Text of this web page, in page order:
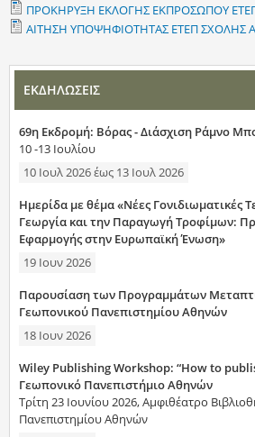
ΠΡΟΚΗΡΥΞΗ ΕΚΛΟΓΗΣ ΕΚΠΡΟΣΩΠΟΥ
ΑΙΤΗΣΗ ΥΠΟΨΗΦΙΟΤΗΤΑΣ ΕΤΕΠ ΣΧΟΛΗΣ
ΕΚΔΗΛΩΣΕΙΣ
69η Εκδρομή: Βόρας - Διάσχιση Ράμνο
10 -13 Ιουλίου
10 Ιουλ 2026έως 13 Ιουλ 2026
Ημερίδα με θέμα «Νέες Γονιδιωματικές
Γεωργία και την Παραγωγή Τροφίμων:
Εφαρμογής στην Ευρωπαϊκή Ένωση»
19 Ιουν 2026
Παρουσίαση των Προγραμμάτων
Γεωπονικού Πανεπιστημίου Αθηνών
18 Ιουν 2026
Wiley Publishing Workshop: “How to
Γεωπονικό Πανεπιστήμιο Αθηνών
Τρίτη 23 Ιουνίου 2026, Αμφιθέατρο
Πανεπιστημίου Αθηνών